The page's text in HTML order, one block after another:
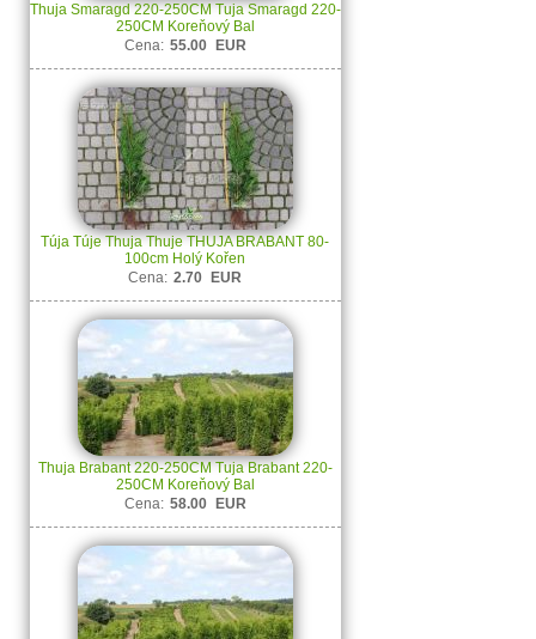
Thuja Smaragd 220-250CM Tuja Smaragd 220-
250CM Koreňový Bal
Cena: 55.00 EUR
Túja Túje Thuja Thuje THUJA BRABANT 80-
100cm Holý Kořen
Cena: 2.70 EUR
Thuja Brabant 220-250CM Tuja Brabant 220-
250CM Koreňový Bal
Cena: 58.00 EUR